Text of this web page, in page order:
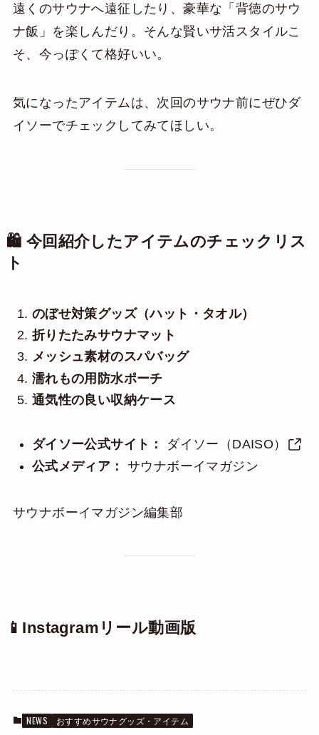
遠くのサウナへ遠征したり、豪華な「背徳のサウ
ナ飯」を楽しんだり。そんな賢いサ活スタイルこ
そ、今っぽくて格好いい。
気になったアイテムは、次回のサウナ前にぜひダ
イソーでチェックしてみてほしい。
🛍️ 今回紹介したアイテムのチェックリス
ト
のぼせ対策グッズ（ハット・タオル）
折りたたみサウナマット
メッシュ素材のスパバッグ
濡れもの用防水ポーチ
通気性の良い収納ケース
ダイソー公式サイト：
ダイソー（DAISO）
公式メディア：
サウナボーイマガジン
サウナボーイマガジン編集部
📱Instagramリール動画版
NEWS おすすめサウナグッズ・アイテム